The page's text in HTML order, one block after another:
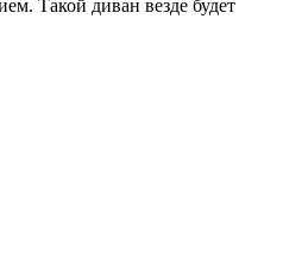
Такой диван везде будет